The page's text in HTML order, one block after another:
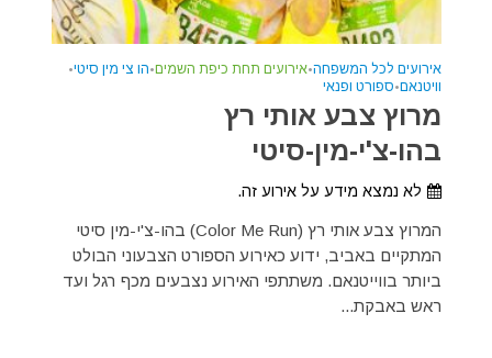
אירועים לכל המשפחה•אירועים תחת כיפת השמים•הו צי מין סיטי•
וויטנאם•ספורט ופנאי
מרוץ צבע אותי רץ
בהו-צ'י-מין-סיטי
לא נמצא מידע על אירוע זה.
המרוץ צבע אותי רץ (Color Me Run) בהו-צ'י-מין סיטי
המתקיים באביב, ידוע כאירוע הספורט הצבעוני הבולט
ביותר בווייטנאם. משתתפי האירוע נצבעים מכף רגל ועד
ראש באבקת...